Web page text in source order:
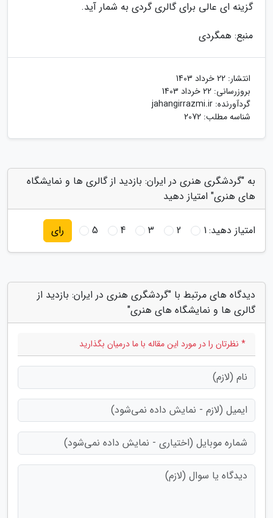
گزینه ای عالی برای گالری گردی به شمار آید.
منبع: همگردی
انتشار: 22 خرداد 1403
بروزرسانی: 22 خرداد 1403
گردآورنده: jahangirrazmi.ir
شناسه مطلب: 2072
به "گردشگری هنری در ایران: بازدید از گالری ها و نمایشگاه
های هنری" امتیاز دهید
امتیاز دهید:1
2
3
4
5 رای
دیدگاه های مرتبط با "گردشگری هنری در ایران: بازدید از
گالری ها و نمایشگاه های هنری"
* نظرتان را در مورد این مقاله با ما درمیان بگذارید